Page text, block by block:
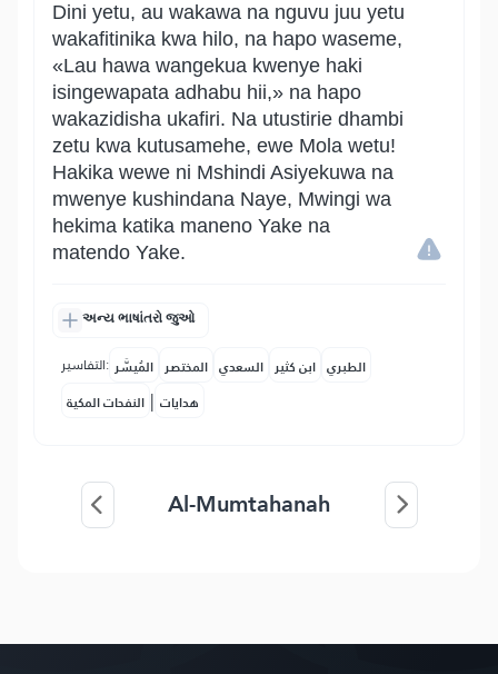
Dini yetu, au wakawa na nguvu juu yetu
wakafitinika kwa hilo, na hapo waseme,
«Lau hawa wangekua kwenye haki
isingewapata adhabu hii,» na hapo
wakazidisha ukafiri. Na utustirie dhambi
zetu kwa kutusamehe, ewe Mola wetu!
Hakika wewe ni Mshindi Asiyekuwa na
mwenye kushindana Naye, Mwingi wa
hekima katika maneno Yake na
matendo Yake.
અન્ય ભાષાંતરો જુઓ
التفاسير: المُيسَّر المختصر السعدي ابن كثير الطبري
النفحات المكية | هدايات
Al-Mumtahanah